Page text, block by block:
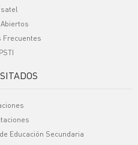
Frecuentes
Educación Secundaria